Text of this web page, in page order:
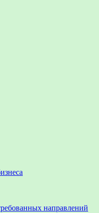
направлений